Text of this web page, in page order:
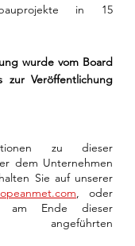
in 15
wurde vom Board
zur Veröffentlichung
zu dieser
dem Unternehmen
Sie auf unserer
, oder
am Ende dieser
angeführten